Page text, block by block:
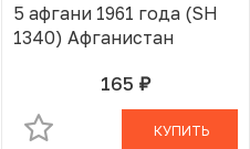
5 афгани 1961 года (SH
1340) Афганистан
165 руб.В КОРЗИНЕ
КУПИТЬ